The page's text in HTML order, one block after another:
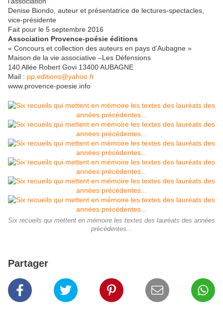
Denise Biondo, auteur et présentatrice de lectures-spectacles,
vice-présidente
Fait pour le 5 septembre 2016
Association Provence-poésie éditions
« Concours et collection des auteurs en pays d’Aubagne »
Maison de la vie associative –Les Défensions
140 Allée Robert Govi 13400 AUBAGNE
Mail : pp.editions@yahoo.fr
www.provence-poesie.info
Six recueils qui mettent en mémoire les textes des lauréats des années
précédentes...
Partager